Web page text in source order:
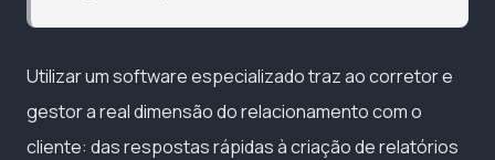
Utilizar um software especializado traz ao corretor e
gestor a real dimensão do relacionamento com o
cliente: das respostas rápidas à criação de relatórios